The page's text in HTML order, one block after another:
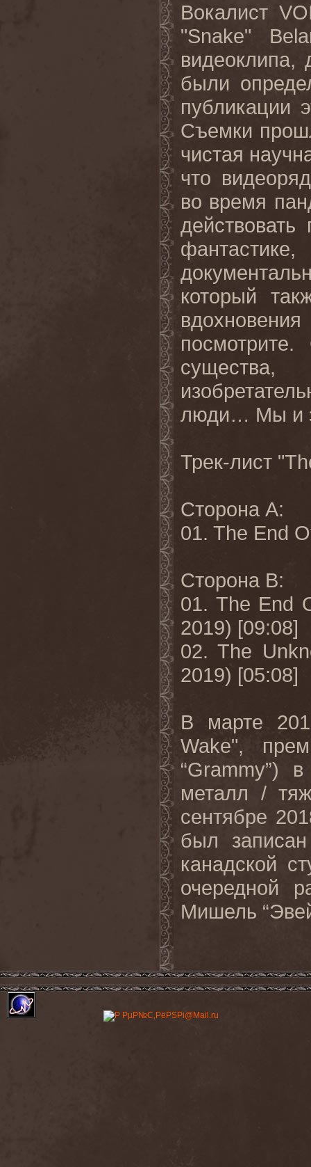
Вокалист
"Snake"
видеоклипа,
были
публикации
Съемки
чистая
что
во время
действовать
который
посмотрите.
существа
люди… Мы и
Трек-лист
Сторона A:
01. The End
Сторона B:
01. The End
2019) [09:08]
02. The
2019) [05:08]
В марте
Wake",
“Grammy”) в
металл /
сентябре
был
канадской
очередной
Мишель